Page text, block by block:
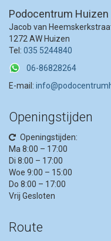
Podocentrum Huizen
Jacob van
1272 AW Huizen
Tel: 035 5244840
06-86828264
E-mail:
Openingstijden
Openingstijden:
Ma 8:00 – 17:00
Di 8:00 – 17:00
Woe 9:00 – 15:00
Do 8:00 – 17:00
Vrij Gesloten
Route